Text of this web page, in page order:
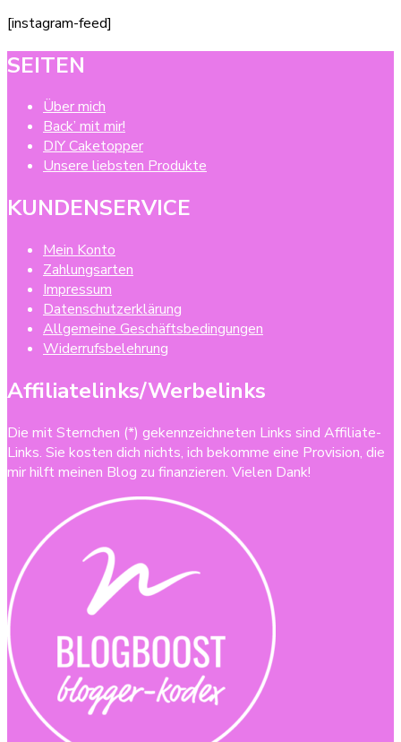
[instagram-feed]
SEITEN
Über mich
Back’ mit mir!
DIY Caketopper
Unsere liebsten Produkte
KUNDENSERVICE
Mein Konto
Zahlungsarten
Impressum
Datenschutzerklärung
Allgemeine Geschäftsbedingungen
Widerrufsbelehrung
Affiliatelinks/Werbelinks
Die mit Sternchen (*) gekennzeichneten Links sind Affiliate-
Links. Sie kosten dich nichts, ich bekomme eine Provision, die
mir hilft meinen Blog zu finanzieren. Vielen Dank!